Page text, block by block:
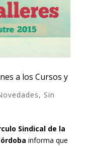
a los Cursos y
, Sin
Sindical de la
informa que